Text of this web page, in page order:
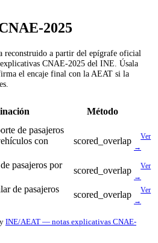
2025
reconstruido a partir del epígrafe oficial
CNAE-2025 del INE. Úsala
el encaje final con la AEAT si la
Método
de pasajeros
con
scored_overlap
Ver
→
pasajeros por
scored_overlap
Ver
→
de pasajeros
scored_overlap
Ver
→
y INE/AEAT — notas explicativas CNAE-